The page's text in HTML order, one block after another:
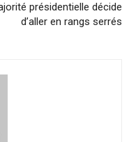
présidentielle décide
d’aller en rangs serrés